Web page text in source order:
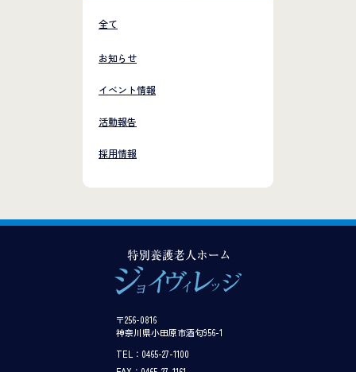
全て
お知らせ
イベント情報
活動報告
採用情報
〒256-0816
神奈川県小田原市酒匂956-1
TEL：0465-27-1100